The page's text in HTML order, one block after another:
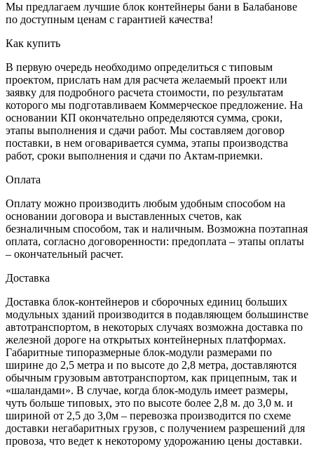
Мы предлагаем лучшие блок контейнеры бани в Балабанове
по доступным ценам с гарантией качества!
Как купить
В первую очередь необходимо определиться с типовым
проектом, прислать нам для расчета желаемый проект или
заявку для подробного расчета стоимости, по результатам
которого мы подготавливаем Коммерческое предложение. На
основании КП окончательно определяются сумма, сроки,
этапы выполнения и сдачи работ. Мы составляем договор
поставки, в нем оговаривается сумма, этапы производства
работ, сроки выполнения и сдачи по Актам-приемки.
Оплата
Оплату можно производить любым удобным способом на
основании договора и выставленных счетов, как
безналичным способом, так и наличным. Возможна поэтапная
оплата, согласно договоренности: предоплата – этапы оплаты
– окончательный расчет.
Доставка
Доставка блок-контейнеров и сборочных единиц больших
модульных зданий производится в подавляющем большинстве
автотранспортом, в некоторых случаях возможна доставка по
железной дороге на открытых контейнерных платформах.
Габаритные типоразмерные блок-модули размерами по
ширине до 2,5 метра и по высоте до 2,8 метра, доставляются
обычным грузовым автотранспортом, как прицепным, так и
«шаландами». В случае, когда блок-модуль имеет размеры,
чуть больше типовых, это по высоте более 2,8 м. до 3,0 м. и
шириной от 2,5 до 3,0м – перевозка производится по схеме
доставки негабаритных грузов, с получением разрешений для
провоза, что ведет к некоторому удорожанию цены доставки.